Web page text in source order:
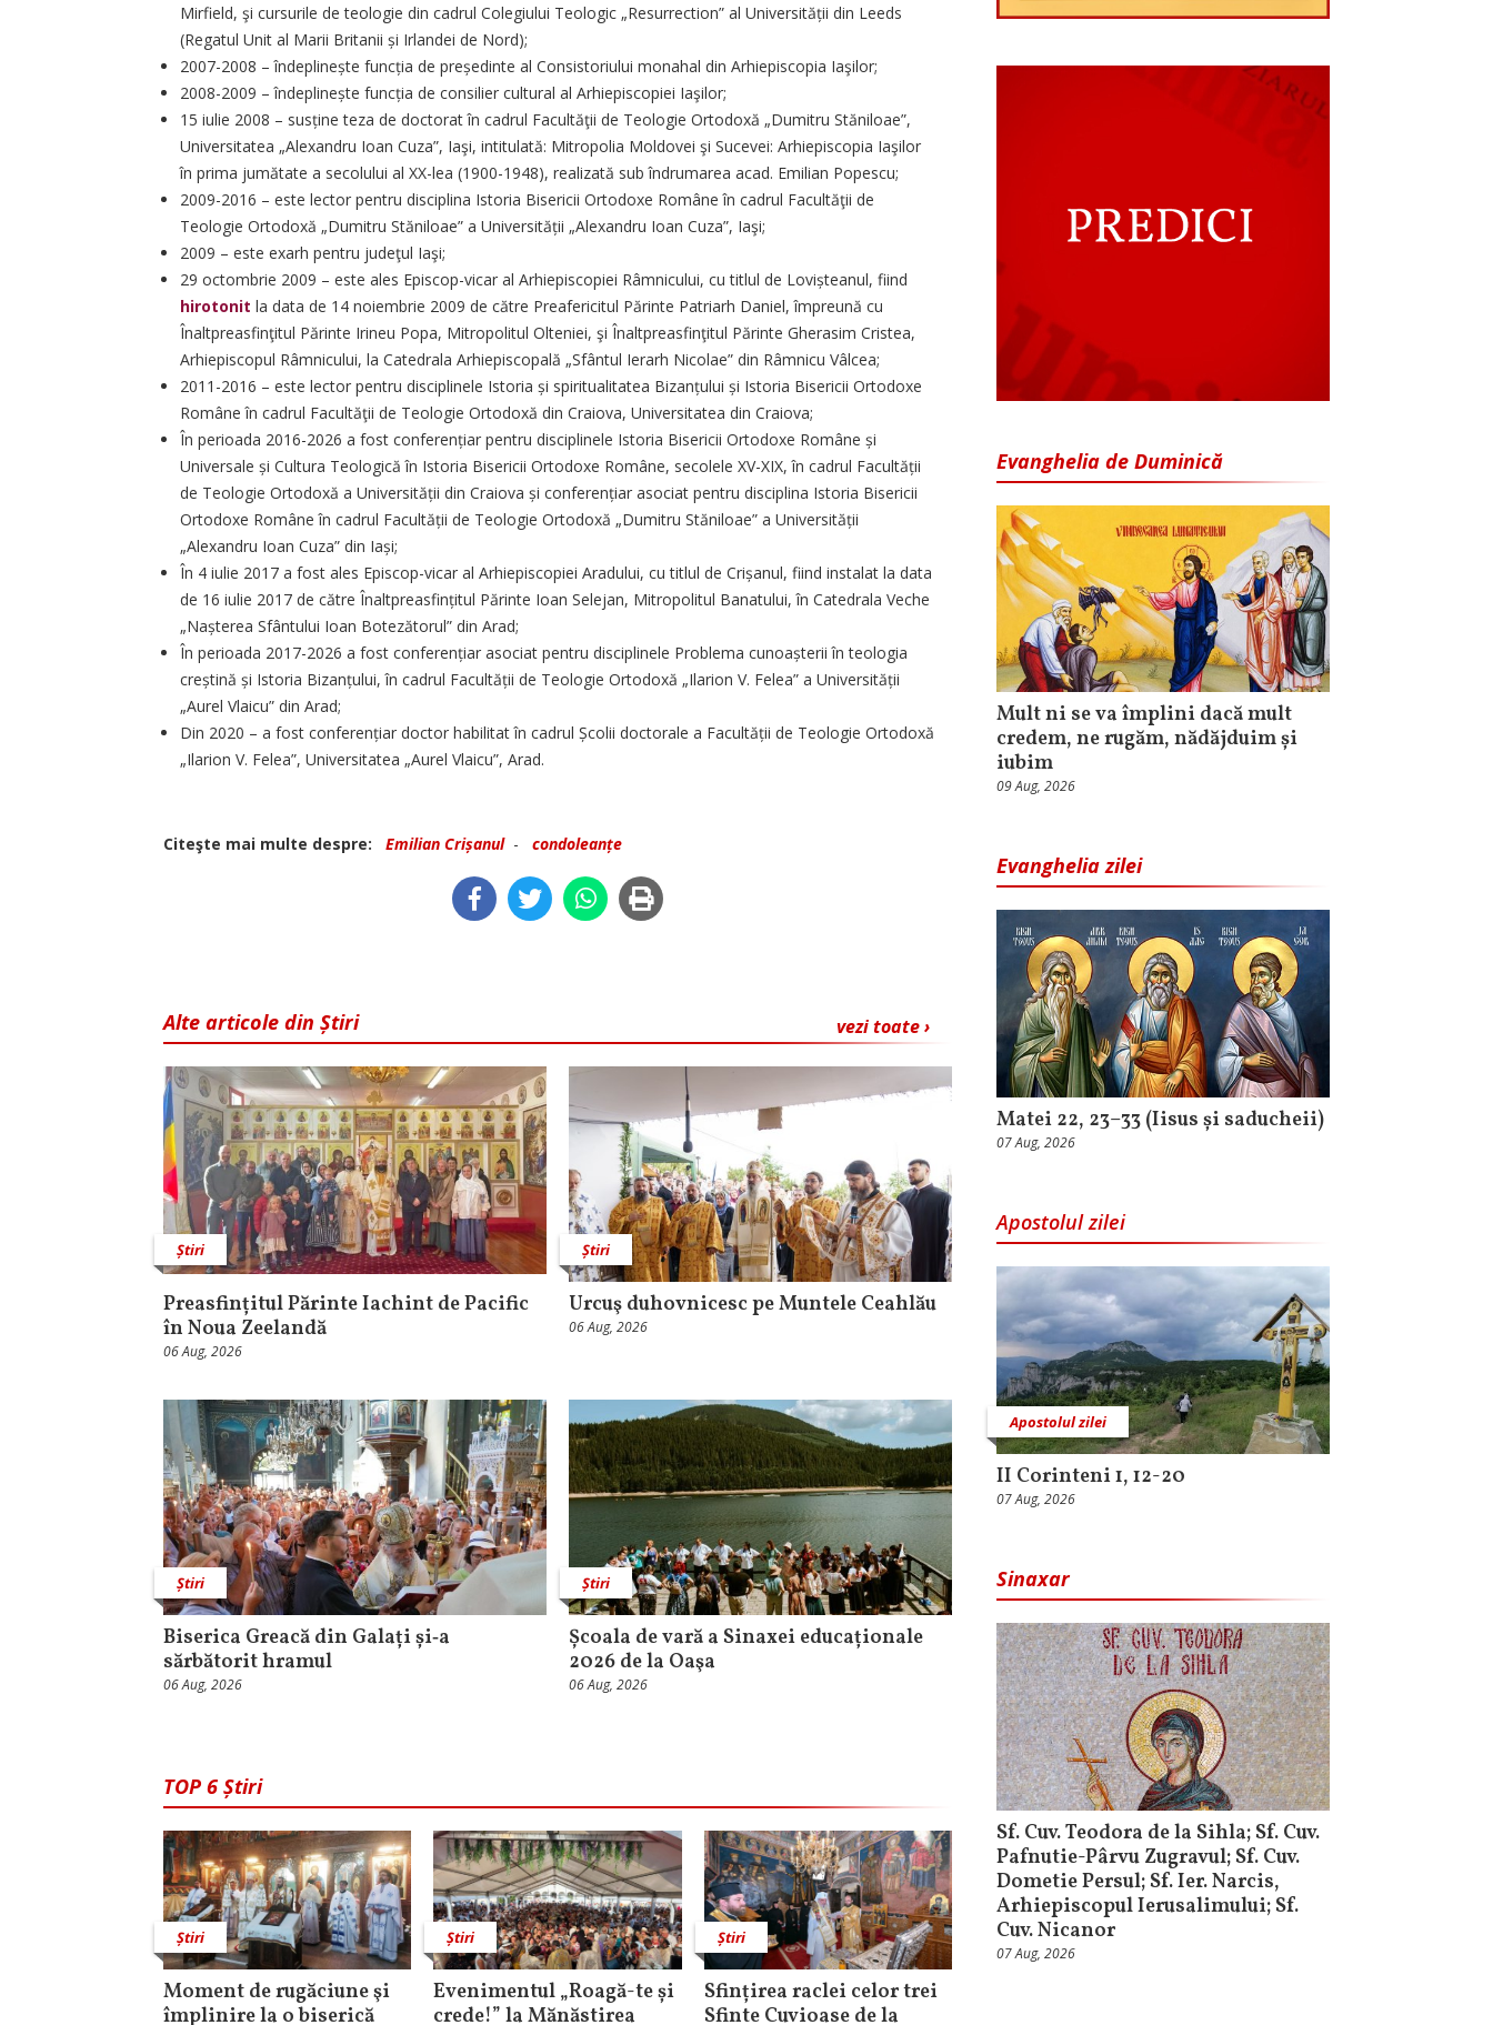
Mirfield, şi cursurile de teologie din cadrul Colegiului Teologic „Resurrection” al Universității din Leeds
(Regatul Unit al Marii Britanii și Irlandei de Nord);
2007-2008 – îndeplinește funcția de președinte al Consistoriului monahal din Arhiepiscopia Iaşilor;
2008-2009 – îndeplinește funcția de consilier cultural al Arhiepiscopiei Iaşilor;
15 iulie 2008 – susține teza de doctorat în cadrul Facultăţii de Teologie Ortodoxă „Dumitru Stăniloae”,
Universitatea „Alexandru Ioan Cuza”, Iaşi, intitulată: Mitropolia Moldovei şi Sucevei: Arhiepiscopia Iaşilor
în prima jumătate a secolului al XX-lea (1900-1948), realizată sub îndrumarea acad. Emilian Popescu;
2009-2016 – este lector pentru disciplina Istoria Bisericii Ortodoxe Române în cadrul Facultăţii de
Teologie Ortodoxă „Dumitru Stăniloae” a Universității „Alexandru Ioan Cuza”, Iaşi;
2009 – este exarh pentru judeţul Iaşi;
29 octombrie 2009 – este ales Episcop-vicar al Arhiepiscopiei Râmnicului, cu titlul de Lovișteanul, fiind
hirotonit la data de 14 noiembrie 2009 de către Preafericitul Părinte Patriarh Daniel, împreună cu
Înaltpreasfinţitul Părinte Irineu Popa, Mitropolitul Olteniei, şi Înaltpreasfinţitul Părinte Gherasim Cristea,
Arhiepiscopul Râmnicului, la Catedrala Arhiepiscopală „Sfântul Ierarh Nicolae” din Râmnicu Vâlcea;
2011-2016 – este lector pentru disciplinele Istoria și spiritualitatea Bizanțului și Istoria Bisericii Ortodoxe
Române în cadrul Facultăţii de Teologie Ortodoxă din Craiova, Universitatea din Craiova;
În perioada 2016-2026 a fost conferențiar pentru disciplinele Istoria Bisericii Ortodoxe Române și
Universale și Cultura Teologică în Istoria Bisericii Ortodoxe Române, secolele XV-XIX, în cadrul Facultății
de Teologie Ortodoxă a Universității din Craiova și conferențiar asociat pentru disciplina Istoria Bisericii
Ortodoxe Române în cadrul Facultății de Teologie Ortodoxă „Dumitru Stăniloae” a Universității
„Alexandru Ioan Cuza” din Iași;
În 4 iulie 2017 a fost ales Episcop-vicar al Arhiepiscopiei Aradului, cu titlul de Crișanul, fiind instalat la data
de 16 iulie 2017 de către Înaltpreasfințitul Părinte Ioan Selejan, Mitropolitul Banatului, în Catedrala Veche
„Nașterea Sfântului Ioan Botezătorul” din Arad;
În perioada 2017-2026 a fost conferențiar asociat pentru disciplinele Problema cunoașterii în teologia
creștină și Istoria Bizanțului, în cadrul Facultății de Teologie Ortodoxă „Ilarion V. Felea” a Universității
„Aurel Vlaicu” din Arad;
Din 2020 – a fost conferențiar doctor habilitat în cadrul Școlii doctorale a Facultății de Teologie Ortodoxă
„Ilarion V. Felea”, Universitatea „Aurel Vlaicu”, Arad.
Citeşte mai multe despre: Emilian Crișanul- condoleanțe
vezi toate ›
Alte articole din Știri
Știri
Preasfințitul Părinte Iachint de Pacific
în Noua Zeelandă
06 Aug, 2026
Știri
Urcuş duhovnicesc pe Muntele Ceahlău
06 Aug, 2026
Știri
Biserica Greacă din Galați și‑a
sărbătorit hramul
06 Aug, 2026
Știri
Școala de vară a Sinaxei educaționale
2026 de la Oaşa
06 Aug, 2026
TOP 6 Știri
Știri
Moment de rugăciune şi
împlinire la o biserică
Știri
Evenimentul „Roagă-te și
crede!” la Mănăstirea
Știri
Sfințirea raclei celor trei
Sfinte Cuvioase de la
Evanghelia de Duminică
Mult ni se va împlini dacă mult
credem, ne rugăm, nădăjduim și
iubim
09 Aug, 2026
Evanghelia zilei
Matei 22, 23–33 (Iisus și saducheii)
07 Aug, 2026
Apostolul zilei
Apostolul zilei
II Corinteni 1, 12-20
07 Aug, 2026
Sinaxar
Sf. Cuv. Teodora de la Sihla; Sf. Cuv.
Pafnutie-Pârvu Zugravul; Sf. Cuv.
Dometie Persul; Sf. Ier. Narcis,
Arhiepiscopul Ierusalimului; Sf.
Cuv. Nicanor
07 Aug, 2026